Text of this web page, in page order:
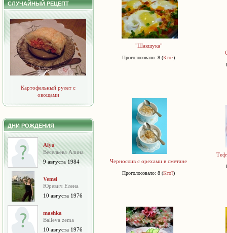
СЛУЧАЙНЫЙ РЕЦЕПТ
Картофельный рулет с
овощами
ДНИ РОЖДЕНИЯ
Alya
Весельева Алина
9 августа 1984
Vemsi
Юревич Елена
10 августа 1976
mashka
Balieva zema
10 августа 1976
"Шакшука"
Проголосовало: 8 (Кто?)
Чернослив с орехами в сметане
Проголосовало: 8 (Кто?)